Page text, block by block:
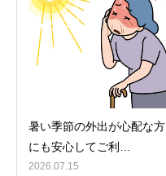
暑い季節の外出が心配な方
にも安心してご利…
2026.07.15